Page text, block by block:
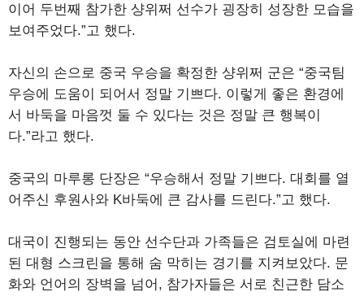
이어 두번째 참가한 샹위쩌 선수가 굉장히 성장한 모습을
보여주었다.”고 했다.
자신의 손으로 중국 우승을 확정한 샹위쩌 군은 “중국팀
우승에 도움이 되어서 정말 기쁘다. 이렇게 좋은 환경에
서 바둑을 마음껏 둘 수 있다는 것은 정말 큰 행복이
다.”라고 했다.
중국의 마루롱 단장은 “우승해서 정말 기쁘다. 대회를 열
어주신 후원사와 K바둑에 큰 감사를 드린다.”고 했다.
대국이 진행되는 동안 선수단과 가족들은 검토실에 마련
된 대형 스크린을 통해 숨 막히는 경기를 지켜보았다. 문
화와 언어의 장벽을 넘어, 참가자들은 서로 친근한 담소